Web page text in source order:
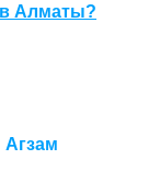
Алматы?
Агзам